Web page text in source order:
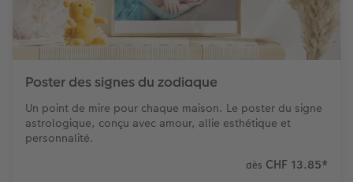
Poster des signes du zodiaque
Un point de mire pour chaque maison. Le poster du signe
astrologique, conçu avec amour, allie esthétique et
personnalité.
dès CHF 13.85*